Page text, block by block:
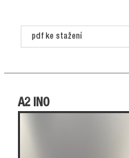
pdf ke stažení
A2 INO